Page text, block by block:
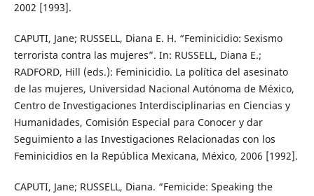
2002 [1993].
CAPUTI, Jane; RUSSELL, Diana E. H. “Feminicidio: Sexismo
terrorista contra las mujeres”. In: RUSSELL, Diana E.;
RADFORD, Hill (eds.): Feminicidio. La política del asesinato
de las mujeres, Universidad Nacional Autónoma de México,
Centro de Investigaciones Interdisciplinarias en Ciencias y
Humanidades, Comisión Especial para Conocer y dar
Seguimiento a las Investigaciones Relacionadas con los
Feminicidios en la República Mexicana, México, 2006 [1992].
CAPUTI, Jane; RUSSELL, Diana. “Femicide: Speaking the